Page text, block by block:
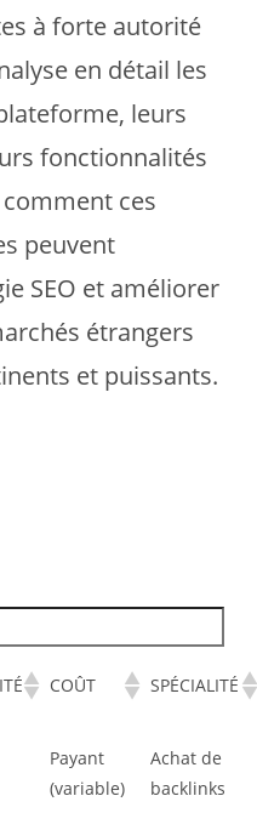
à forte autorité
en détail les
leurs
fonctionnalités
ces
peuvent
SEO et améliorer
étrangers
et puissants.
COÛT SPÉCIALITÉ
Payant
(variable)
Achat de
backlinks